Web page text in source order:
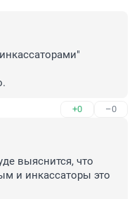
+0 –0
выяснится, что
и инкассаторы это